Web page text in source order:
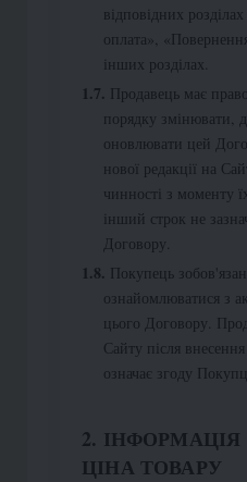
відповідних
оплата»,
інших розділах.
Продавець має
порядку змінювати,
оновлювати цей
нової редакції на
чинності з моменту
інший строк не
Договору.
Покупець
ознайомлюватися з
цього Договору.
Сайту після
означає згоду
2.
ЦІНА ТОВАРУ